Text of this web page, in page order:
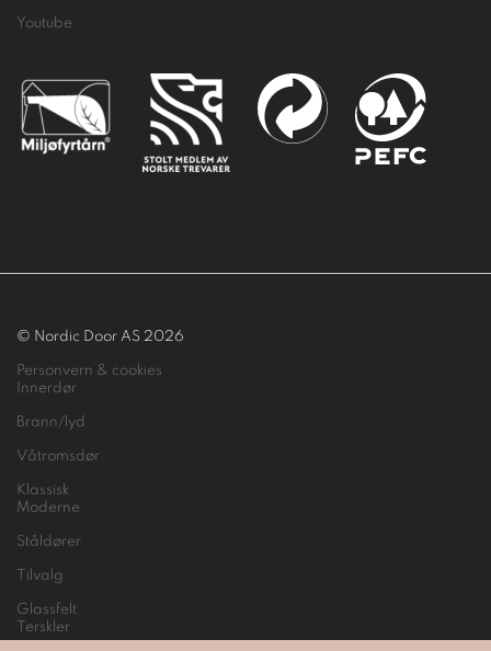
Youtube
© Nordic Door AS 2026
Personvern & cookies
Innerdør
Brann/lyd
Våtromsdør
Klassisk
Moderne
Ståldører
Tilvalg
Glassfelt
Terskler